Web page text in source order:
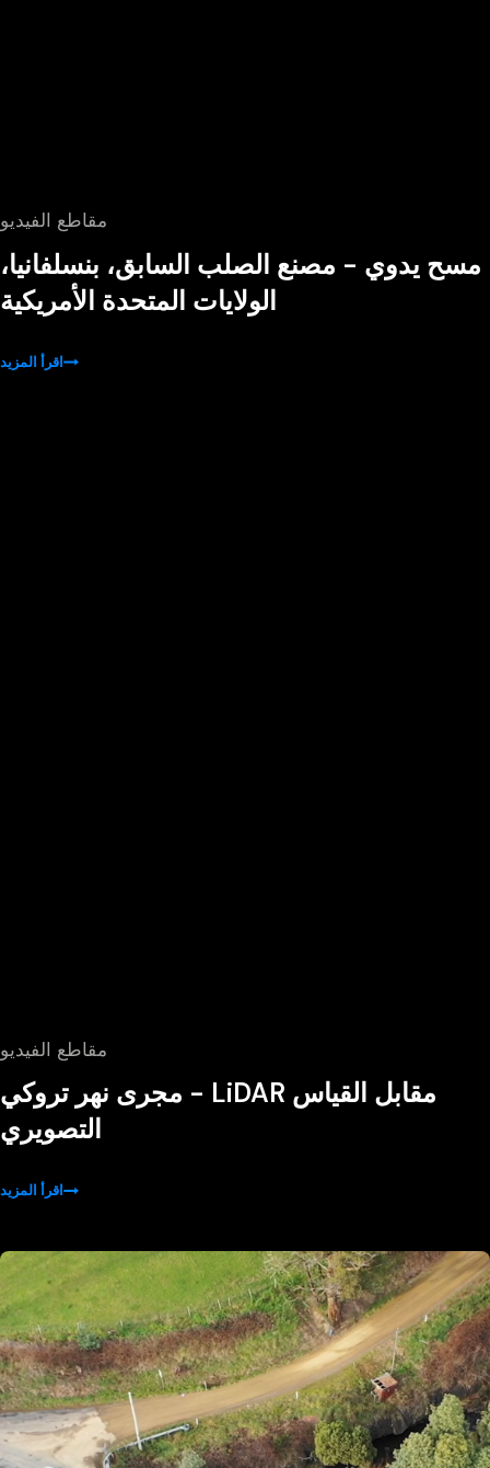
مقاطع الفيديو
مسح يدوي - مصنع الصلب السابق، بنسلفانيا،
الولايات المتحدة الأمريكية
اقرأ المزيد
مقاطع الفيديو
مجرى نهر تروكي - LiDAR مقابل القياس
التصويري
اقرأ المزيد